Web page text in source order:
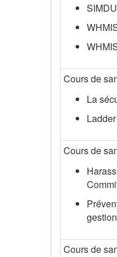
Cours de
La
Cours de
Cours de